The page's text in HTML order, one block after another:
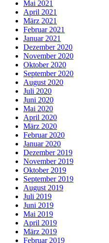
Mai 2021
April 2021
März 2021
Februar 2021
Januar 2021
Dezember 2020
November 2020
Oktober 2020
September 2020
August 2020
Juli 2020
Juni 2020
Mai 2020
April 2020
März 2020
Februar 2020
Januar 2020
Dezember 2019
November 2019
Oktober 2019
September 2019
August 2019
Juli 2019
Juni 2019
Mai 2019
April 2019
März 2019
Februar 2019